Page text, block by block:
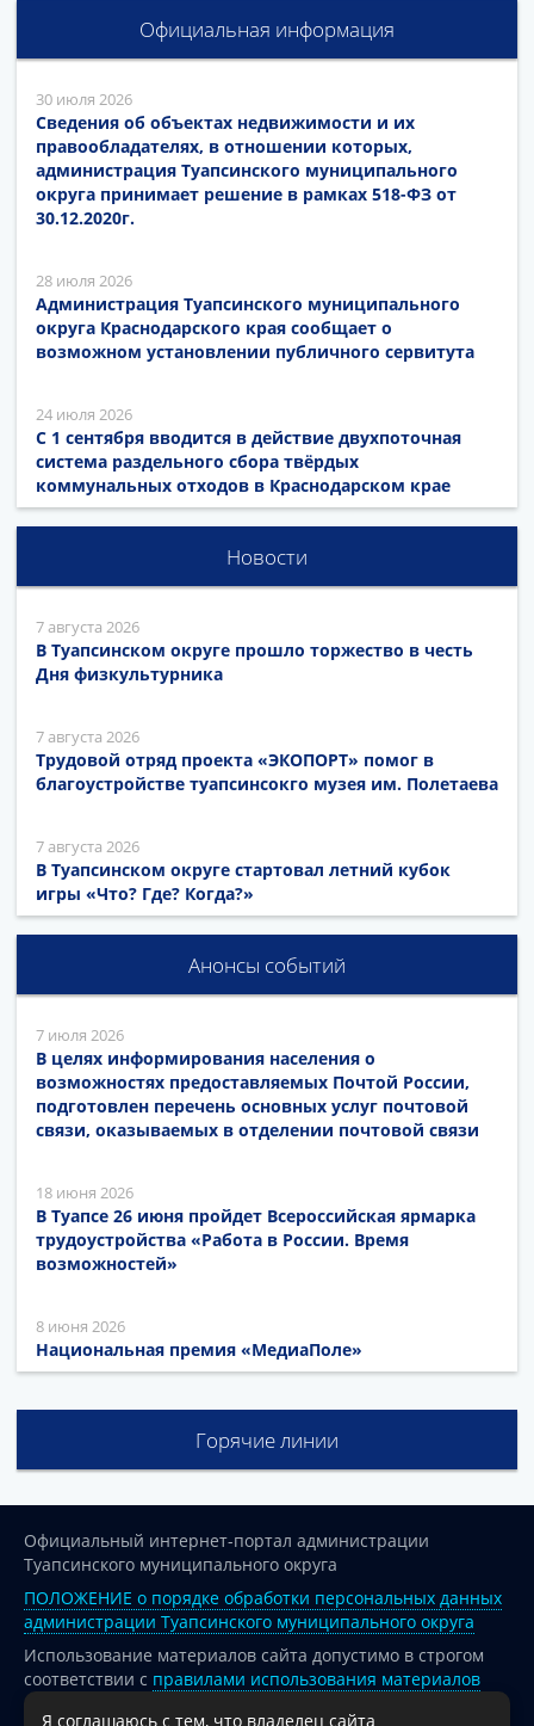
Официальная информация
30 июля 2026
Сведения об объектах недвижимости и их
правообладателях, в отношении которых,
администрация Туапсинского муниципального
округа принимает решение в рамках 518-ФЗ от
30.12.2020г.
28 июля 2026
Администрация Туапсинского муниципального
округа Краснодарского края сообщает о
возможном установлении публичного сервитута
24 июля 2026
С 1 сентября вводится в действие двухпоточная
система раздельного сбора твёрдых
коммунальных отходов в Краснодарском крае
Новости
7 августа 2026
В Туапсинском округе прошло торжество в честь
Дня физкультурника
7 августа 2026
Трудовой отряд проекта «ЭКОПОРТ» помог в
благоустройстве туапсинсокго музея им. Полетаева
7 августа 2026
В Туапсинском округе стартовал летний кубок
игры «Что? Где? Когда?»
Анонсы событий
7 июля 2026
В целях информирования населения о
возможностях предоставляемых Почтой России,
подготовлен перечень основных услуг почтовой
связи, оказываемых в отделении почтовой связи
18 июня 2026
В Туапсе 26 июня пройдет Всероссийская ярмарка
трудоустройства «Работа в России. Время
возможностей»
8 июня 2026
Национальная премия «МедиаПоле»
Горячие линии
Официальный интернет-портал администрации
Туапсинского муниципального округа
ПОЛОЖЕНИЕ о порядке обработки персональных данных
администрации Туапсинского муниципального округа
Использование материалов сайта допустимо в строгом
соответствии с правилами использования материалов
опубликованных на сайте
Я соглашаюсь с тем, что владелец сайта